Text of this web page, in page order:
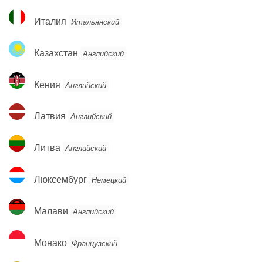
Италия
Италия Итальянский
Казахстан
Казахстан Английский
Кения
Кения Английский
Латвия
Латвия Английский
Литва
Литва Английский
Люксембург
Люксембург Немецкий
Малави
Малави Английский
Монако
Монако Французский